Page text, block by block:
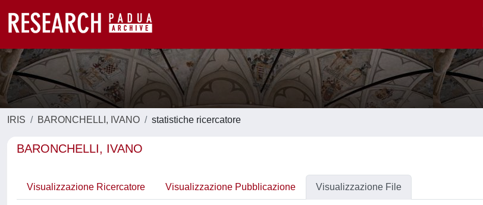
IRIS BARONCHELLI, IVANO statistiche ricercatore
BARONCHELLI, IVANO
Visualizzazione Ricercatore Visualizzazione Pubblicazione Visualizzazione File